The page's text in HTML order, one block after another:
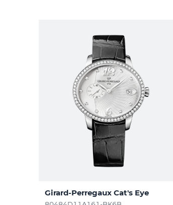
Girard-Perregaux Cat's Eye